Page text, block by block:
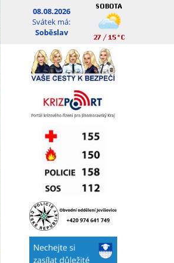
08.08.2026
Svátek má:
Soběslav